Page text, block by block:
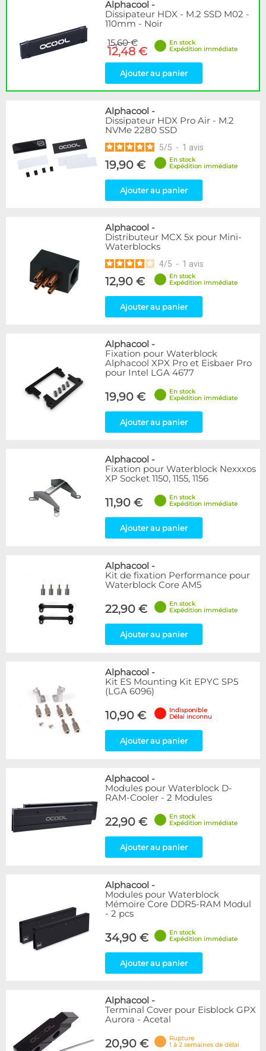
Disponibilité / Promotions
Articles en promotions
Appliquer
Alphacool -
Dissipateur HDX - M.2 SSD M02 -
110mm - Noir
15,60 €
12,48 €
En stock
Expédition immédiate
Ajouter au panier
Alphacool -
Dissipateur HDX Pro Air - M.2
NVMe 2280 SSD
5/5 - 1 avis
19,90 €
En stock
Expédition immédiate
Ajouter au panier
Alphacool -
Distributeur MCX 5x pour Mini-
Waterblocks
4/5 - 1 avis
12,90 €
En stock
Expédition immédiate
Ajouter au panier
Alphacool -
Fixation pour Waterblock
Alphacool XPX Pro et Eisbaer Pro
pour Intel LGA 4677
19,90 €
En stock
Expédition immédiate
Ajouter au panier
Alphacool -
Fixation pour Waterblock Nexxxos
XP Socket 1150, 1155, 1156
11,90 €
En stock
Expédition immédiate
Ajouter au panier
Alphacool -
Kit de fixation Performance pour
Waterblock Core AM5
22,90 €
En stock
Expédition immédiate
Ajouter au panier
Alphacool -
Kit ES Mounting Kit EPYC SP5
(LGA 6096)
10,90 €
Indisponible
Délai inconnu
Ajouter au panier
Alphacool -
Modules pour Waterblock D-
RAM-Cooler - 2 Modules
22,90 €
En stock
Expédition immédiate
Ajouter au panier
Alphacool -
Modules pour Waterblock
Mémoire Core DDR5-RAM Modul
- 2 pcs
34,90 €
En stock
Expédition immédiate
Ajouter au panier
Alphacool -
Terminal Cover pour Eisblock GPX
Aurora - Acetal
20,90 €
Rupture
1 à 2 semaines de délai